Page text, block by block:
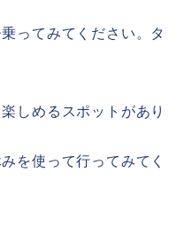
ってみてください。タ
しめるスポットがあり
を使って行ってみてく